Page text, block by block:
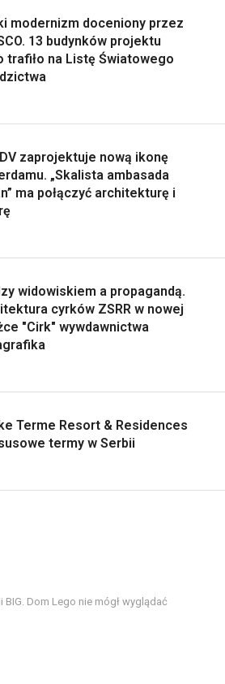
modernizm doceniony przez
13 budynków projektu
trafiło na Listę Światowego
zaprojektuje nową ikonę
„Skalista ambasada
ma połączyć architekturę i
widowiskiem a propagandą.
cyrków ZSRR w nowej
"Cirk" wywdawnictwa
Terme Resort & Residences
termy w Serbii
Dom Lego nie mógł wyglądać